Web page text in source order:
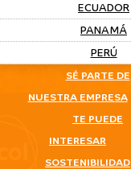
ECUADOR
PANAMÁ
PERÚ
SÉ PARTE DE
NUESTRA EMPRESA
TE PUEDE
INTERESAR
SOSTENIBILIDAD